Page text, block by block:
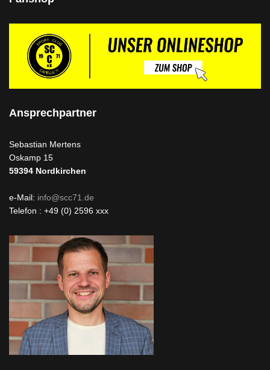
Ansprechpartner
Sebastian Mertens
Oskamp 15
59394 Nordkirchen
e-Mail: info@scc71.de
Telefon : +49 (0) 2596 xxx